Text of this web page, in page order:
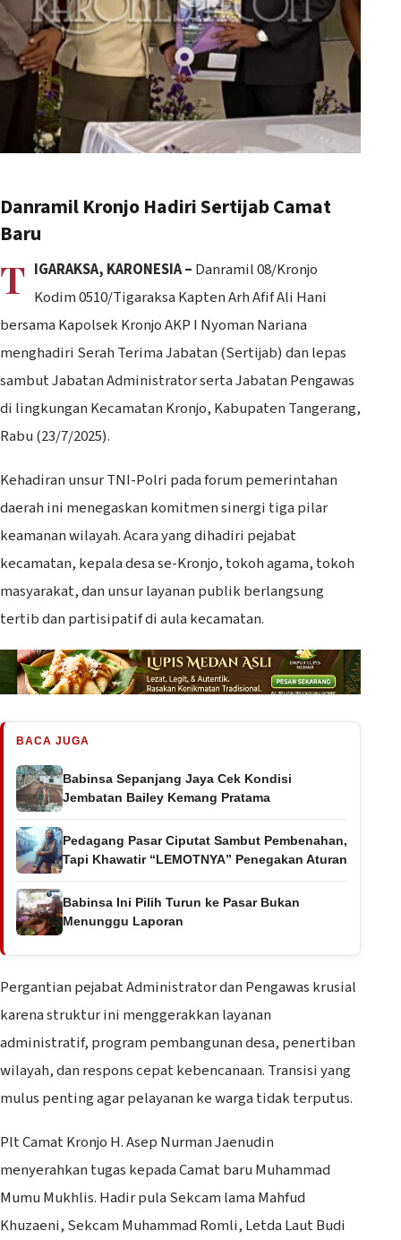
Danramil Kronjo Hadiri Sertijab Camat
Baru
T IGARAKSA, KARONESIA – Danramil 08/Kronjo
Kodim 0510/Tigaraksa Kapten Arh Afif Ali Hani
bersama Kapolsek Kronjo AKP I Nyoman Nariana
menghadiri Serah Terima Jabatan (Sertijab) dan lepas
sambut Jabatan Administrator serta Jabatan Pengawas
di lingkungan Kecamatan Kronjo, Kabupaten Tangerang,
Rabu (23/7/2025).
Kehadiran unsur TNI-Polri pada forum pemerintahan
daerah ini menegaskan komitmen sinergi tiga pilar
keamanan wilayah. Acara yang dihadiri pejabat
kecamatan, kepala desa se-Kronjo, tokoh agama, tokoh
masyarakat, dan unsur layanan publik berlangsung
tertib dan partisipatif di aula kecamatan.
BACA JUGA
Babinsa Sepanjang Jaya Cek Kondisi
Jembatan Bailey Kemang Pratama
Pedagang Pasar Ciputat Sambut Pembenahan,
Tapi Khawatir “LEMOTNYA” Penegakan Aturan
Babinsa Ini Pilih Turun ke Pasar Bukan
Menunggu Laporan
Pergantian pejabat Administrator dan Pengawas krusial
karena struktur ini menggerakkan layanan
administratif, program pembangunan desa, penertiban
wilayah, dan respons cepat kebencanaan. Transisi yang
mulus penting agar pelayanan ke warga tidak terputus.
Plt Camat Kronjo H. Asep Nurman Jaenudin
menyerahkan tugas kepada Camat baru Muhammad
Mumu Mukhlis. Hadir pula Sekcam lama Mahfud
Khuzaeni, Sekcam Muhammad Romli, Letda Laut Budi